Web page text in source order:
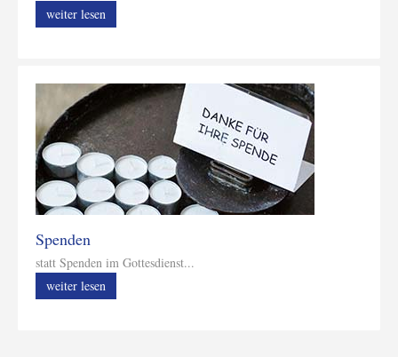
weiter lesen
Spenden
statt Spenden im Gottesdienst...
weiter lesen